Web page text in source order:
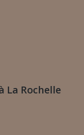
La Rochelle